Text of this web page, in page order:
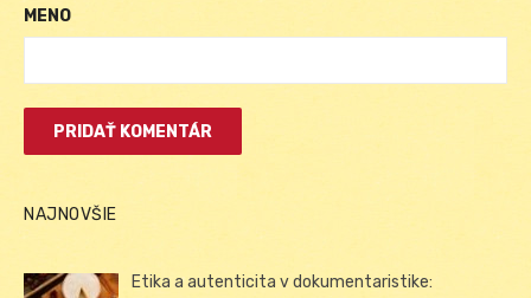
MENO
NAJNOVŠIE
Etika a autenticita v dokumentaristike: